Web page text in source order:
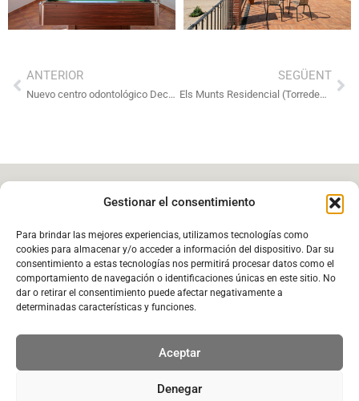
Gestionar el consentimiento
Para brindar las mejores experiencias, utilizamos tecnologías como
cookies para almacenar y/o acceder a información del dispositivo. Dar su
consentimiento a estas tecnologías nos permitirá procesar datos como el
comportamiento de navegación o identificaciones únicas en este sitio. No
dar o retirar el consentimiento puede afectar negativamente a
determinadas características y funciones.
Aceptar
Denegar
ANTERIOR
Nuevo centro odontológico Decus Dental
SEGÜENT
Els Munts Residencial (Torredembarra)
FORÉS ARQUITECTURA
info@foresarquitectura.com